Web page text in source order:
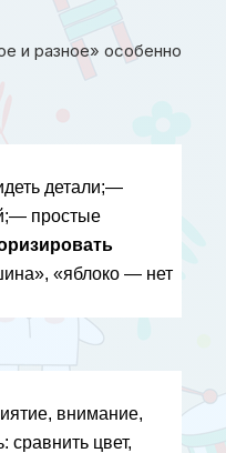
и разное» особенно
детали;—
простые
«яблоко — нет
внимание,
цвет,